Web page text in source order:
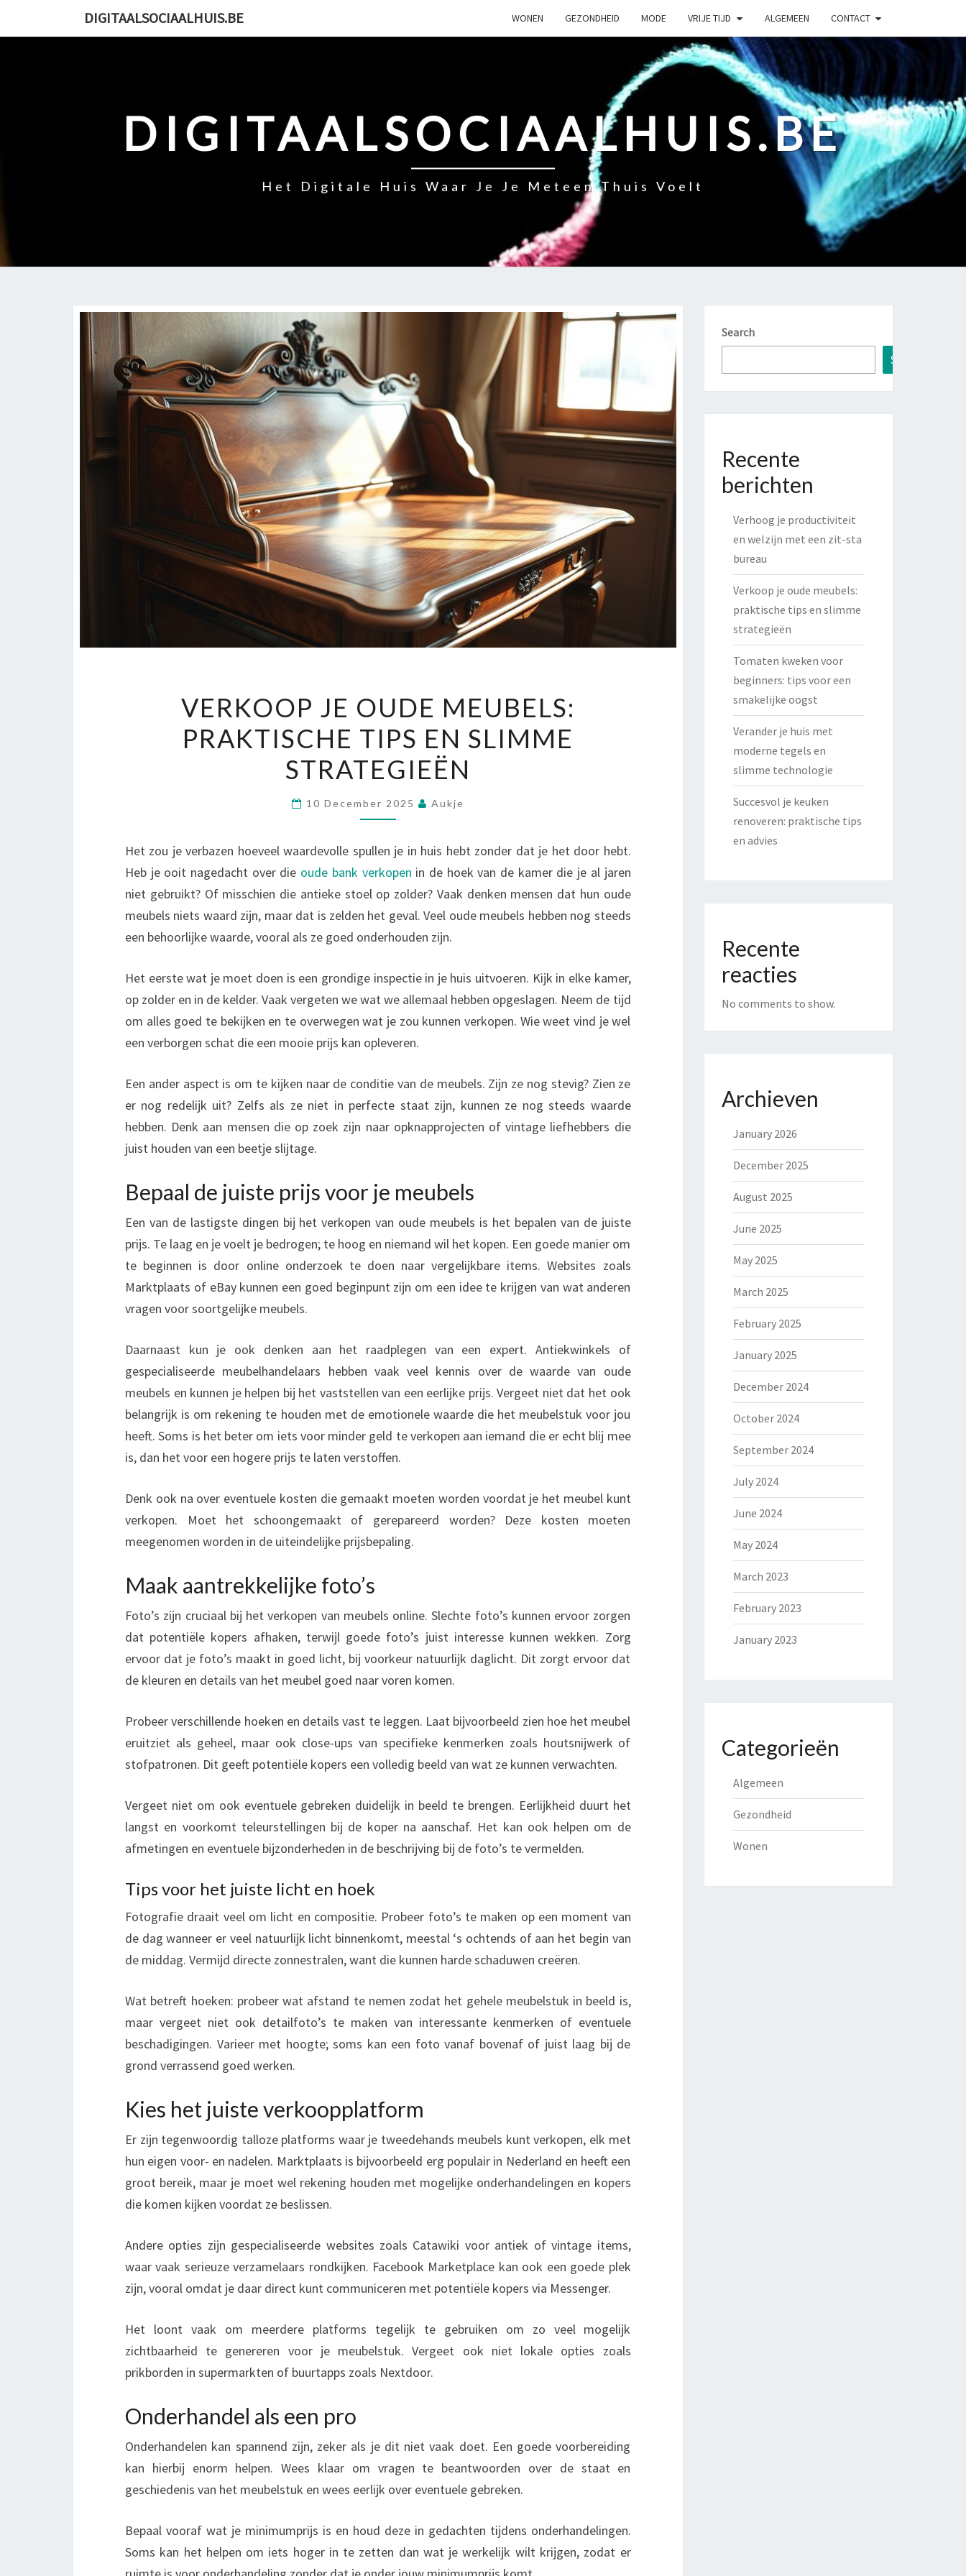
DIGITAALSOCIAALHUIS.BE WONEN GEZONDHEID MODE VRIJE TIJD ALGEMEEN CONTACT
DIGITAALSOCIAALHUIS.BE
Het Digitale Huis Waar Je Je Meteen Thuis Voelt
JE
OUDE
MEUBELS:
PRAKTISCHE
EN
STRATEGIEËN
VERKOOP JE OUDE MEUBELS:
PRAKTISCHE TIPS EN SLIMME
STRATEGIEËN
10 December 2025 Aukje
Het zou je verbazen hoeveel waardevolle spullen je in huis hebt zonder dat je het door hebt.
Heb je ooit nagedacht over die oude bank verkopen in de hoek van de kamer die je al jaren
niet gebruikt? Of misschien die antieke stoel op zolder? Vaak denken mensen dat hun oude
meubels niets waard zijn, maar dat is zelden het geval. Veel oude meubels hebben nog steeds
een behoorlijke waarde, vooral als ze goed onderhouden zijn.
Het eerste wat je moet doen is een grondige inspectie in je huis uitvoeren. Kijk in elke kamer,
op zolder en in de kelder. Vaak vergeten we wat we allemaal hebben opgeslagen. Neem de tijd
om alles goed te bekijken en te overwegen wat je zou kunnen verkopen. Wie weet vind je wel
een verborgen schat die een mooie prijs kan opleveren.
Een ander aspect is om te kijken naar de conditie van de meubels. Zijn ze nog stevig? Zien ze
er nog redelijk uit? Zelfs als ze niet in perfecte staat zijn, kunnen ze nog steeds waarde
hebben. Denk aan mensen die op zoek zijn naar opknapprojecten of vintage liefhebbers die
juist houden van een beetje slijtage.
Bepaal de juiste prijs voor je meubels
Een van de lastigste dingen bij het verkopen van oude meubels is het bepalen van de juiste
prijs. Te laag en je voelt je bedrogen; te hoog en niemand wil het kopen. Een goede manier om
te beginnen is door online onderzoek te doen naar vergelijkbare items. Websites zoals
Marktplaats of eBay kunnen een goed beginpunt zijn om een idee te krijgen van wat anderen
vragen voor soortgelijke meubels.
Daarnaast kun je ook denken aan het raadplegen van een expert. Antiekwinkels of
gespecialiseerde meubelhandelaars hebben vaak veel kennis over de waarde van oude
meubels en kunnen je helpen bij het vaststellen van een eerlijke prijs. Vergeet niet dat het ook
belangrijk is om rekening te houden met de emotionele waarde die het meubelstuk voor jou
heeft. Soms is het beter om iets voor minder geld te verkopen aan iemand die er echt blij mee
is, dan het voor een hogere prijs te laten verstoffen.
Denk ook na over eventuele kosten die gemaakt moeten worden voordat je het meubel kunt
verkopen. Moet het schoongemaakt of gerepareerd worden? Deze kosten moeten
meegenomen worden in de uiteindelijke prijsbepaling.
Maak aantrekkelijke foto’s
Foto’s zijn cruciaal bij het verkopen van meubels online. Slechte foto’s kunnen ervoor zorgen
dat potentiële kopers afhaken, terwijl goede foto’s juist interesse kunnen wekken. Zorg
ervoor dat je foto’s maakt in goed licht, bij voorkeur natuurlijk daglicht. Dit zorgt ervoor dat
de kleuren en details van het meubel goed naar voren komen.
Probeer verschillende hoeken en details vast te leggen. Laat bijvoorbeeld zien hoe het meubel
eruitziet als geheel, maar ook close-ups van specifieke kenmerken zoals houtsnijwerk of
stofpatronen. Dit geeft potentiële kopers een volledig beeld van wat ze kunnen verwachten.
Vergeet niet om ook eventuele gebreken duidelijk in beeld te brengen. Eerlijkheid duurt het
langst en voorkomt teleurstellingen bij de koper na aanschaf. Het kan ook helpen om de
afmetingen en eventuele bijzonderheden in de beschrijving bij de foto’s te vermelden.
Tips voor het juiste licht en hoek
Fotografie draait veel om licht en compositie. Probeer foto’s te maken op een moment van
de dag wanneer er veel natuurlijk licht binnenkomt, meestal ‘s ochtends of aan het begin van
de middag. Vermijd directe zonnestralen, want die kunnen harde schaduwen creëren.
Wat betreft hoeken: probeer wat afstand te nemen zodat het gehele meubelstuk in beeld is,
maar vergeet niet ook detailfoto’s te maken van interessante kenmerken of eventuele
beschadigingen. Varieer met hoogte; soms kan een foto vanaf bovenaf of juist laag bij de
grond verrassend goed werken.
Kies het juiste verkoopplatform
Er zijn tegenwoordig talloze platforms waar je tweedehands meubels kunt verkopen, elk met
hun eigen voor- en nadelen. Marktplaats is bijvoorbeeld erg populair in Nederland en heeft een
groot bereik, maar je moet wel rekening houden met mogelijke onderhandelingen en kopers
die komen kijken voordat ze beslissen.
Andere opties zijn gespecialiseerde websites zoals Catawiki voor antiek of vintage items,
waar vaak serieuze verzamelaars rondkijken. Facebook Marketplace kan ook een goede plek
zijn, vooral omdat je daar direct kunt communiceren met potentiële kopers via Messenger.
Het loont vaak om meerdere platforms tegelijk te gebruiken om zo veel mogelijk
zichtbaarheid te genereren voor je meubelstuk. Vergeet ook niet lokale opties zoals
prikborden in supermarkten of buurtapps zoals Nextdoor.
Onderhandel als een pro
Onderhandelen kan spannend zijn, zeker als je dit niet vaak doet. Een goede voorbereiding
kan hierbij enorm helpen. Wees klaar om vragen te beantwoorden over de staat en
geschiedenis van het meubelstuk en wees eerlijk over eventuele gebreken.
Bepaal vooraf wat je minimumprijs is en houd deze in gedachten tijdens onderhandelingen.
Soms kan het helpen om iets hoger in te zetten dan wat je werkelijk wilt krijgen, zodat er
Search
Search
Recente
berichten
Verhoog je productiviteit
en welzijn met een zit-sta
bureau
Verkoop je oude meubels:
praktische tips en slimme
strategieën
Tomaten kweken voor
beginners: tips voor een
smakelijke oogst
Verander je huis met
moderne tegels en
slimme technologie
Succesvol je keuken
renoveren: praktische tips
en advies
Recente
reacties
No comments to show.
Archieven
January 2026
December 2025
August 2025
June 2025
May 2025
March 2025
February 2025
January 2025
December 2024
October 2024
September 2024
July 2024
June 2024
May 2024
March 2023
February 2023
January 2023
Categorieën
Algemeen
Gezondheid
Wonen